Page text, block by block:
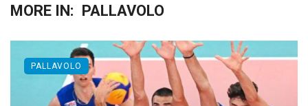
MORE IN: PALLAVOLO
PALLAVOLO